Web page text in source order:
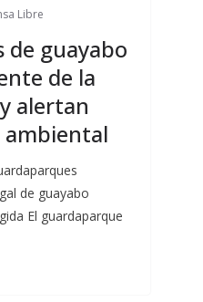
Libre
de guayabo
de la
alertan
de guayabo
El guardaparque